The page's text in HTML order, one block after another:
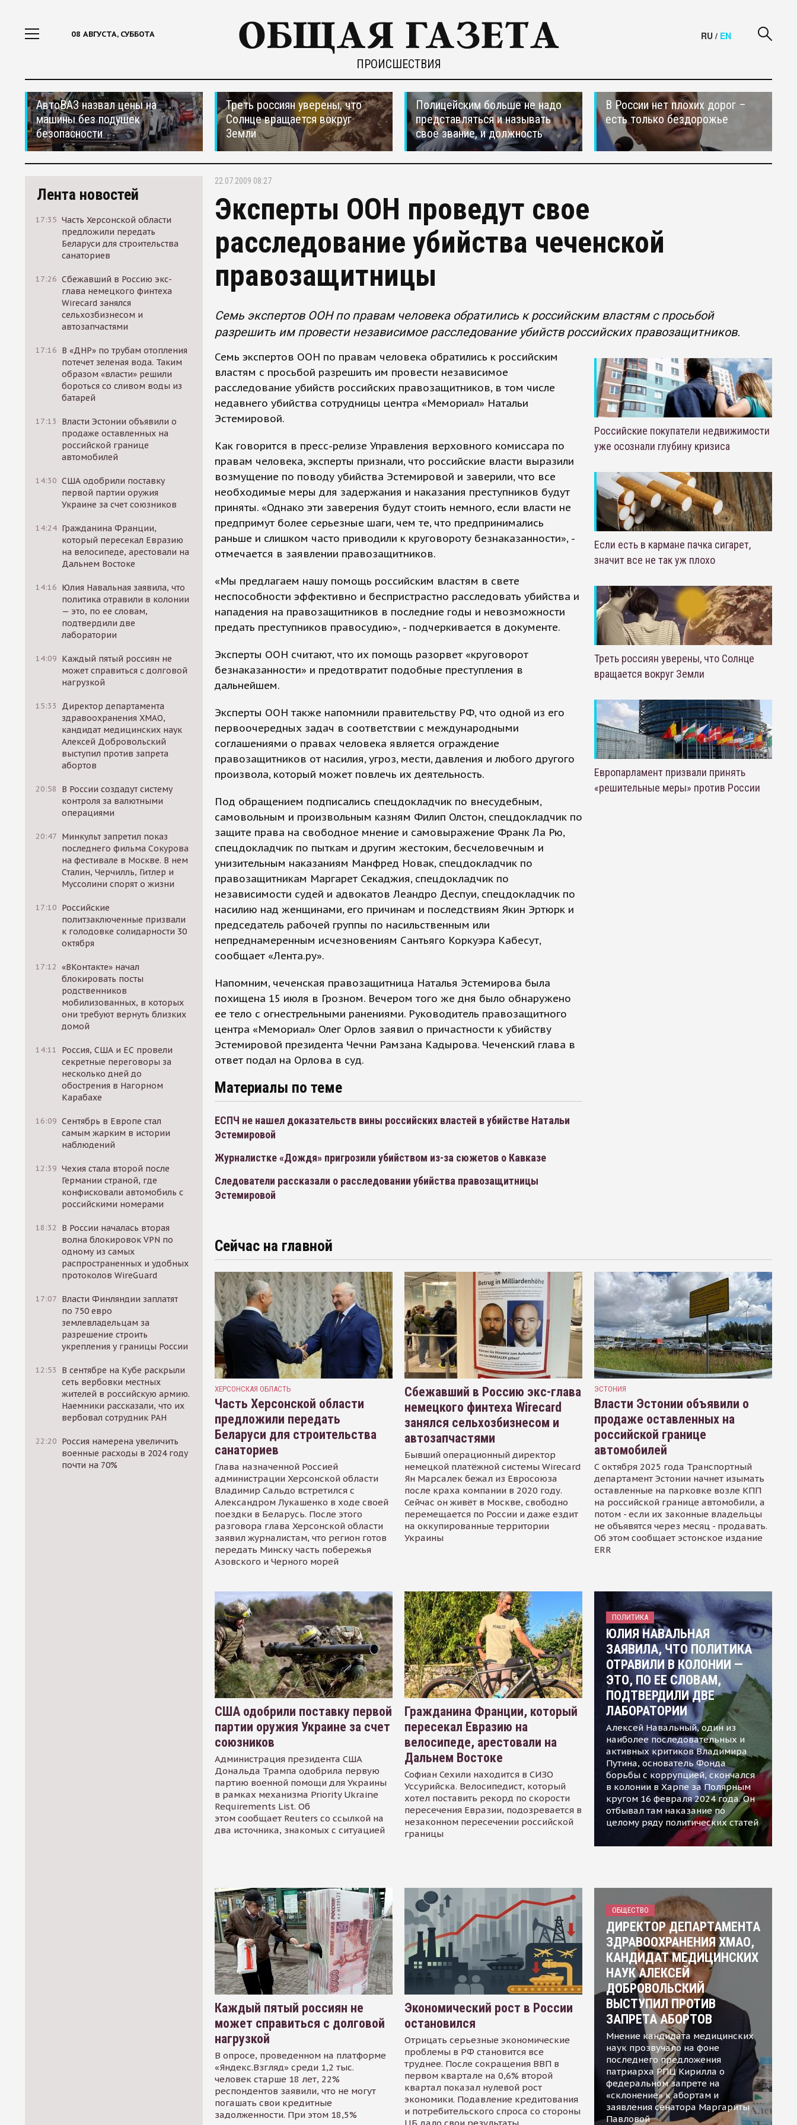
08 АВГУСТА, СУББОТА
ПРОИСШЕСТВИЯ
RU / EN
АвтоВАЗ назвал цены на
машины без подушек
безопасности
Треть россиян уверены, что
Солнце вращается вокруг
Земли
Полицейским больше не надо
представляться и называть
свое звание, и должность
В России нет плохих дорог –
есть только бездорожье
Лента новостей
17:35 Часть Херсонской области
предложили передать
Беларуси для строительства
санаториев
17:26 Сбежавший в Россию экс-
глава немецкого финтеха
Wirecard занялся
сельхозбизнесом и
автозапчастями
17:16 В «ДНР» по трубам отопления
потечет зеленая вода. Таким
образом «власти» решили
бороться со сливом воды из
батарей
17:13
Власти Эстонии объявили о
продаже оставленных на
российской границе
автомобилей
14:30 США одобрили поставку
первой партии оружия
Украине за счет союзников
14:24 Гражданина Франции,
который пересекал Евразию
на велосипеде, арестовали на
Дальнем Востоке
14:16 Юлия Навальная заявила, что
политика отравили в колонии
— это, по ее словам,
подтвердили две
лаборатории
14:09 Каждый пятый россиян не
может справиться с долговой
нагрузкой
15:33
Директор департамента
здравоохранения ХМАО,
кандидат медицинских наук
Алексей Добровольский
выступил против запрета
абортов
20:58
В России создадут систему
контроля за валютными
операциями
20:47 Минкульт запретил показ
последнего фильма Сокурова
на фестивале в Москве. В нем
Сталин, Черчилль, Гитлер и
Муссолини спорят о жизни
17:10 Российские
политзаключенные призвали
к голодовке солидарности 30
октября
17:12 «ВКонтакте» начал
блокировать посты
родственников
мобилизованных, в которых
они требуют вернуть близких
домой
14:11
Россия, США и ЕС провели
секретные переговоры за
несколько дней до
обострения в Нагорном
Карабахе
16:09 Сентябрь в Европе стал
самым жарким в истории
наблюдений
12:39 Чехия стала второй после
Германии страной, где
конфисковали автомобиль с
российскими номерами
18:32
В России началась вторая
волна блокировок VPN по
одному из самых
распространенных и удобных
протоколов WireGuard
17:07 Власти Финляндии заплатят
по 750 евро
землевладельцам за
разрешение строить
укрепления у границы России
12:53
В сентябре на Кубе раскрыли
сеть вербовки местных
жителей в российскую армию.
Наемники рассказали, что их
вербовал сотрудник РАН
22:20 Россия намерена увеличить
военные расходы в 2024 году
почти на 70%
22.07.2009 08:27
Эксперты ООН проведут свое
расследование убийства чеченской
правозащитницы
Семь экспертов ООН по правам человека обратились к российским властям с просьбой
разрешить им провести независимое расследование убийств российских правозащитников.
Семь экспертов ООН по правам человека обратились к российским
властям с просьбой разрешить им провести независимое
расследование убийств российских правозащитников, в том числе
недавнего убийства сотрудницы центра «Мемориал» Натальи
Эстемировой.
Как говорится в пресс-релизе Управления верховного комиссара по
правам человека, эксперты признали, что российские власти выразили
возмущение по поводу убийства Эстемировой и заверили, что все
необходимые меры для задержания и наказания преступников будут
приняты. «Однако эти заверения будут стоить немного, если власти не
предпримут более серьезные шаги, чем те, что предпринимались
раньше и слишком часто приводили к круговороту безнаказанности», -
отмечается в заявлении правозащитников.
«Мы предлагаем нашу помощь российским властям в свете
неспособности эффективно и беспристрастно расследовать убийства и
нападения на правозащитников в последние годы и невозможности
предать преступников правосудию», - подчеркивается в документе.
Эксперты ООН считают, что их помощь разорвет «круговорот
безнаказанности» и предотвратит подобные преступления в
дальнейшем.
Эксперты ООН также напомнили правительству РФ, что одной из его
первоочередных задач в соответствии с международными
соглашениями о правах человека является ограждение
правозащитников от насилия, угроз, мести, давления и любого другого
произвола, который может повлечь их деятельность.
Под обращением подписались спецдокладчик по внесудебным,
самовольным и произвольным казням Филип Олстон, спецдокладчик по
защите права на свободное мнение и самовыражение Франк Ла Рю,
спецдокладчик по пыткам и другим жестоким, бесчеловечным и
унизительным наказаниям Манфред Новак, спецдокладчик по
правозащитникам Маргарет Секаджия, спецдокладчик по
независимости судей и адвокатов Леандро Деспуи, спецдокладчик по
насилию над женщинами, его причинам и последствиям Якин Эртюрк и
председатель рабочей группы по насильственным или
непреднамеренным исчезновениям Сантьяго Коркуэра Кабесут,
сообщает «Лента.ру».
Напомним, чеченская правозащитница Наталья Эстемирова была
похищена 15 июля в Грозном. Вечером того же дня было обнаружено
ее тело с огнестрельными ранениями. Руководитель правозащитного
центра «Мемориал» Олег Орлов заявил о причастности к убийству
Эстемировой президента Чечни Рамзана Кадырова. Чеченский глава в
ответ подал на Орлова в суд.
Материалы по теме
ЕСПЧ не нашел доказательств вины российских властей в убийстве Натальи
Эстемировой
Журналистке «Дождя» пригрозили убийством из-за сюжетов о Кавказе
Следователи рассказали о расследовании убийства правозащитницы
Эстемировой
Российские покупатели недвижимости
уже осознали глубину кризиса
Если есть в кармане пачка сигарет,
значит все не так уж плохо
Треть россиян уверены, что Солнце
вращается вокруг Земли
Европарламент призвали принять
«решительные меры» против России
Сейчас на главной
ХЕРСОНСКАЯ ОБЛАСТЬ
Часть Херсонской области
предложили передать
Беларуси для строительства
санаториев
Глава назначенной Россией
администрации Херсонской области
Владимир Сальдо встретился с
Александром Лукашенко в ходе своей
поездки в Беларусь. После этого
разговора глава Херсонской области
заявил журналистам, что регион готов
передать Минску часть побережья
Азовского и Черного морей
Сбежавший в Россию экс-глава
немецкого финтеха Wirecard
занялся сельхозбизнесом и
автозапчастями
Бывший операционный директор
немецкой платёжной системы Wirecard
Ян Марсалек бежал из Евросоюза
после краха компании в 2020 году.
Сейчас он живёт в Москве, свободно
перемещается по России и даже ездит
на оккупированные территории
Украины
ЭСТОНИЯ
Власти Эстонии объявили о
продаже оставленных на
российской границе
автомобилей
С октября 2025 года Транспортный
департамент Эстонии начнет изымать
оставленные на парковке возле КПП
на российской границе автомобили, а
потом - если их законные владельцы
не объявятся через месяц - продавать.
Об этом сообщает эстонское издание
ERR
США одобрили поставку первой
партии оружия Украине за счет
союзников
Администрация президента США
Дональда Трампа одобрила первую
партию военной помощи для Украины
в рамках механизма Priority Ukraine
Requirements List. Об
этом сообщает Reuters со ссылкой на
два источника, знакомых с ситуацией
Гражданина Франции, который
пересекал Евразию на
велосипеде, арестовали на
Дальнем Востоке
Софиан Сехили находится в СИЗО
Уссурийска. Велосипедист, который
хотел поставить рекорд по скорости
пересечения Евразии, подозревается в
незаконном пересечении российской
границы
ПОЛИТИКА
ЮЛИЯ НАВАЛЬНАЯ
ЗАЯВИЛА, ЧТО ПОЛИТИКА
ОТРАВИЛИ В КОЛОНИИ —
ЭТО, ПО ЕЕ СЛОВАМ,
ПОДТВЕРДИЛИ ДВЕ
ЛАБОРАТОРИИ
Алексей Навальный, один из
наиболее последовательных и
активных критиков Владимира
Путина, основатель Фонда
борьбы с коррупцией, скончался
в колонии в Харпе за Полярным
кругом 16 февраля 2024 года. Он
отбывал там наказание по
целому ряду политических статей
Каждый пятый россиян не
может справиться с долговой
нагрузкой
В опросе, проведенном на платформе
«Яндекс.Взгляд» среди 1,2 тыс.
человек старше 18 лет, 22%
респондентов заявили, что не могут
погашать свои кредитные
задолженности. При этом 18,5%
Экономический рост в России
остановился
Отрицать серьезные экономические
проблемы в РФ становится все
труднее. После сокращения ВВП в
первом квартале на 0,6% второй
квартал показал нулевой рост
экономики. Подавление кредитования
и потребительского спроса со стороны
ОБЩЕСТВО
ДИРЕКТОР ДЕПАРТАМЕНТА
ЗДРАВООХРАНЕНИЯ ХМАО,
КАНДИДАТ МЕДИЦИНСКИХ
НАУК АЛЕКСЕЙ
ДОБРОВОЛЬСКИЙ
ВЫСТУПИЛ ПРОТИВ
ЗАПРЕТА АБОРТОВ
Мнение кандидата медицинских
наук прозвучало на фоне
последнего предложения
патриарха РПЦ Кирилла о
федеральном запрете на
«склонение» к абортам и
заявления сенатора Маргариты
Павловой